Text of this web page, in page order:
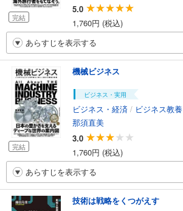
完結
5.0
1,760円 (税込)
あらすじを表示する
完結
機械ビジネス
ビジネス・実用
ビジネス・経済 / ビジネス教養
那須直美
3.0
1,760円 (税込)
あらすじを表示する
技術は戦略をくつがえす